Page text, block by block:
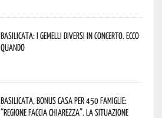
Basilicata: i Gemelli DiVersi in concerto. Ecco
quando
Basilicata, Bonus casa per 450 famiglie:
“Regione faccia chiarezza”. La situazione